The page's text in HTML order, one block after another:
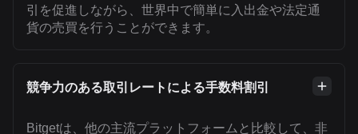
引を促進しながら、世界中で簡単に入出金や法定通
貨の売買を行うことができます。
競争力のある取引レートによる手数料割引
Bitgetは、他の主流プラットフォームと比較して、非